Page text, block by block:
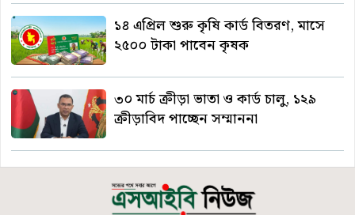
১৪ এপ্রিল শুরু কৃষি কার্ড বিতরণ, মাসে
২৫০০ টাকা পাবেন কৃষক
৩০ মার্চ ক্রীড়া ভাতা ও কার্ড চালু, ১২৯
ক্রীড়াবিদ পাচ্ছেন সম্মাননা